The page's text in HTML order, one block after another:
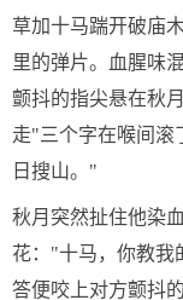
草加十马踹开破庙
里的弹片。血腥味
颤抖的指尖悬在秋
走"三个字在喉间滚
日搜山。"
秋月突然扯住他染
花："十马，你教我
答便咬上对方颤抖